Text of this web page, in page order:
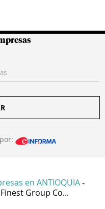
en ANTIOQUIA -
Group Co...